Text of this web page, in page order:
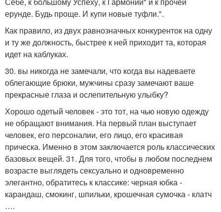
ерунде. Будь проще. И купи новые туфли.".
Как правило, из двух равнозначных конкуренток на одну
и ту же должность, быстрее к ней приходит та, которая
идет на каблуках.
30. вы никогда не замечали, что когда вы надеваете
облегающие брюки, мужчины сразу замечают ваше
прекрасные глаза и ослепительную улыбку?
Хорошо одетый человек - это тот, на чью новую одежду
не обращают внимания. На первый план выступает
человек, его персоналии, его лицо, его красивая
прическа. Именно в этом заключается роль классических
базовых вещей. 31. Для того, чтобы в любом последнем
возрасте выглядеть сексуально и одновременно
элегантно, обратитесь к классике: черная юбка -
карандаш, смокинг, шпильки, крошечная сумочка - клатч
….